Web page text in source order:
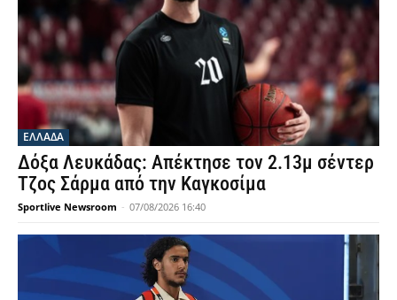
ΕΛΛΑΔΑ
Δόξα Λευκάδας: Απέκτησε τον 2.13μ σέντερ
Τζος Σάρμα από την Καγκοσίμα
Sportlive Newsroom - 07/08/2026 16:40